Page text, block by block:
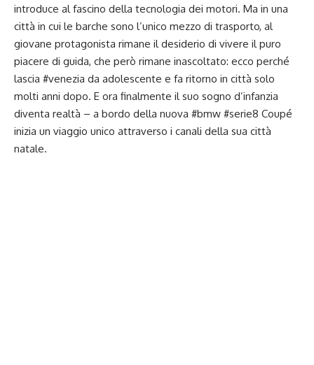
introduce al fascino della tecnologia dei motori. Ma in una
città in cui le barche sono l’unico mezzo di trasporto, al
giovane protagonista rimane il desiderio di vivere il puro
piacere di guida, che però rimane inascoltato: ecco perché
lascia #venezia da adolescente e fa ritorno in città solo
molti anni dopo. E ora finalmente il suo sogno d’infanzia
diventa realtà – a bordo della nuova #bmw #serie8 Coupé
inizia un viaggio unico attraverso i canali della sua città
natale.